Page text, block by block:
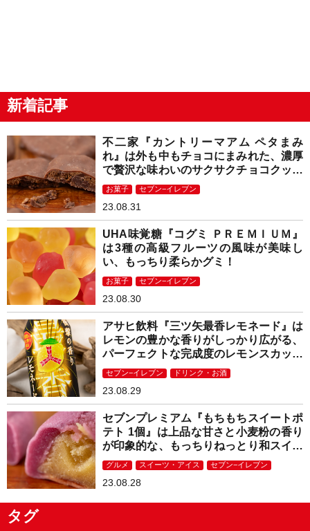
新着記事
不二家『カントリーマアム ペタまみ
れ』は外も中もチョコにまみれた、濃厚
で贅沢な味わいのサクサクチョコクッキ
ー！
お菓子 セブン−イレブン
23.08.31
UHA味覚糖『コグミ ＰＲＥＭＩＵＭ』
は3種の高級フルーツの風味が美味し
い、もっちり柔らかグミ！
お菓子 セブン−イレブン
23.08.30
アサヒ飲料『三ツ矢最香レモネード』は
レモンの豊かな香りがしっかり広がる、
パーフェクトな完成度のレモンスカッシ
ュ！
セブン−イレブン ドリンク・お酒
23.08.29
セブンプレミアム『もちもちスイートポ
テト 1個』は上品な甘さと小麦粉の香り
が印象的な、もっちりねっとり和スイー
ツ！
グルメ スイーツ・アイス セブン−イレブン
23.08.28
タグ